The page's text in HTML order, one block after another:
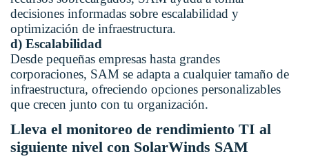
decisiones informadas sobre escalabilidad y
optimización de infraestructura.
d) Escalabilidad
Desde pequeñas empresas hasta grandes
corporaciones, SAM se adapta a cualquier tamaño de
infraestructura, ofreciendo opciones personalizables
que crecen junto con tu organización.
Lleva el monitoreo de rendimiento TI al
siguiente nivel con SolarWinds SAM